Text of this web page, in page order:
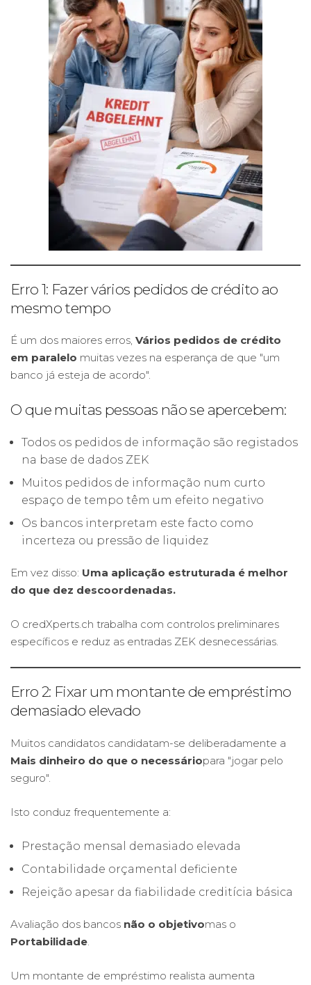
Erro 1: Fazer vários pedidos de crédito ao
mesmo tempo
É um dos maiores erros, Vários pedidos de crédito
em paralelo muitas vezes na esperança de que "um
banco já esteja de acordo".
O que muitas pessoas não se apercebem:
Todos os pedidos de informação são registados
na base de dados ZEK
Muitos pedidos de informação num curto
espaço de tempo têm um efeito negativo
Os bancos interpretam este facto como
incerteza ou pressão de liquidez
Em vez disso: Uma aplicação estruturada é melhor
do que dez descoordenadas.
O credXperts.ch trabalha com controlos preliminares
específicos e reduz as entradas ZEK desnecessárias.
Erro 2: Fixar um montante de empréstimo
demasiado elevado
Muitos candidatos candidatam-se deliberadamente a
Mais dinheiro do que o necessáriopara "jogar pelo
seguro".
Isto conduz frequentemente a:
Prestação mensal demasiado elevada
Contabilidade orçamental deficiente
Rejeição apesar da fiabilidade creditícia básica
Avaliação dos bancos não o objetivomas o
Portabilidade
Um montante de empréstimo realista aumenta